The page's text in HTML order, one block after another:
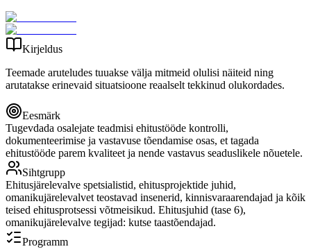
Kirjeldus
Teemade aruteludes tuuakse välja mitmeid olulisi näiteid ning
arutatakse erinevaid situatsioone reaalselt tekkinud olukordades.
Eesmärk
Tugevdada osalejate teadmisi ehitustööde kontrolli,
dokumenteerimise ja vastavuse tõendamise osas, et tagada
ehitustööde parem kvaliteet ja nende vastavus seaduslikele nõuetele.
Sihtgrupp
Ehitusjärelevalve spetsialistid, ehitusprojektide juhid,
omanikujärelevalvet teostavad insenerid, kinnisvaraarendajad ja kõik
teised ehitusprotsessi võtmeisikud. Ehitusjuhid (tase 6),
omanikujärelevalve tegijad: kutse taastõendajad.
Programm